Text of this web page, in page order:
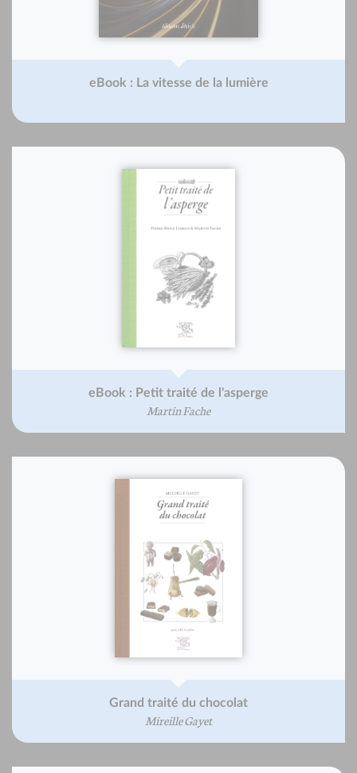
eBook : La vitesse de la lumière
eBook : Petit traité de l'asperge
Martin Fache
Grand traité du chocolat
Mireille Gayet